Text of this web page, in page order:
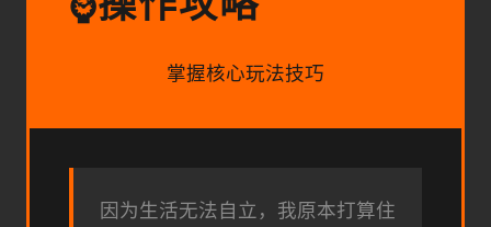
掌握核心玩法技巧
因为生活无法自立，我原本打算住